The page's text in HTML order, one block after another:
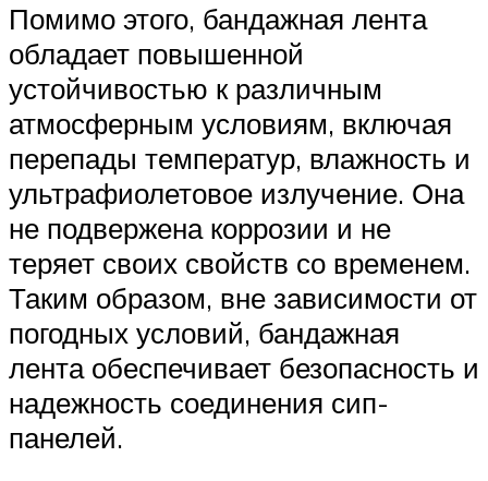
Помимо этого, бандажная лента
обладает повышенной
устойчивостью к различным
атмосферным условиям, включая
перепады температур, влажность и
ультрафиолетовое излучение. Она
не подвержена коррозии и не
теряет своих свойств со временем.
Таким образом, вне зависимости от
погодных условий, бандажная
лента обеспечивает безопасность и
надежность соединения сип-
панелей.